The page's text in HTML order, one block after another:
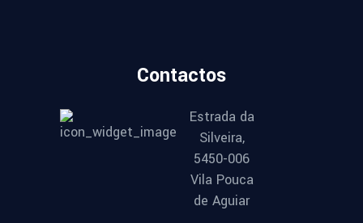
Contactos
Estrada da
Silveira,
5450-006
Vila Pouca
de Aguiar